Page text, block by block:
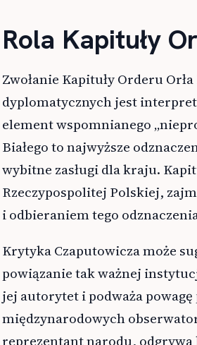
Rola Kapituły
Zwołanie Kapituły Orderu
dyplomatycznych jest
element wspomnianego
Białego to najwyższe
wybitne zasługi dla kraju.
Rzeczypospolitej Polskiej,
i odbieraniem tego
Krytyka Czaputowicza może
powiązanie tak ważnej
jej autorytet i podważa
międzynarodowych
reprezentant narodu,